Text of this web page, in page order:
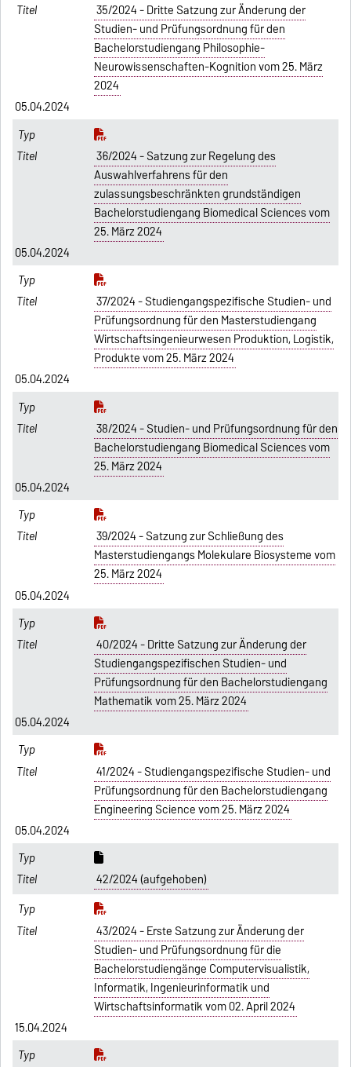
35/2024 - Dritte Satzung zur Änderung der
Studien- und Prüfungsordnung für den
Bachelorstudiengang Philosophie-
Neurowissenschaften-Kognition vom 25. März
2024
05.04.2024
36/2024 - Satzung zur Regelung des
Auswahlverfahrens für den
zulassungsbeschränkten grundständigen
Bachelorstudiengang Biomedical Sciences vom
25. März 2024
05.04.2024
37/2024 - Studiengangspezifische Studien- und
Prüfungsordnung für den Masterstudiengang
Wirtschaftsingenieurwesen Produktion, Logistik,
Produkte vom 25. März 2024
05.04.2024
38/2024 - Studien- und Prüfungsordnung für den
Bachelorstudiengang Biomedical Sciences vom
25. März 2024
05.04.2024
39/2024 - Satzung zur Schließung des
Masterstudiengangs Molekulare Biosysteme vom
25. März 2024
05.04.2024
40/2024 - Dritte Satzung zur Änderung der
Studiengangspezifischen Studien- und
Prüfungsordnung für den Bachelorstudiengang
Mathematik vom 25. März 2024
05.04.2024
41/2024 - Studiengangspezifische Studien- und
Prüfungsordnung für den Bachelorstudiengang
Engineering Science vom 25. März 2024
05.04.2024
42/2024 (aufgehoben)
43/2024 - Erste Satzung zur Änderung der
Studien- und Prüfungsordnung für die
Bachelorstudiengänge Computervisualistik,
Informatik, Ingenieurinformatik und
Wirtschaftsinformatik vom 02. April 2024
15.04.2024